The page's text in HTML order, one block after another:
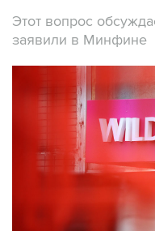
Этот вопрос
заявили в Минфине